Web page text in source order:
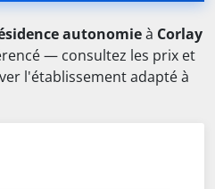
autonomieà Corlay
— consultez les prix et
l'établissement adapté à